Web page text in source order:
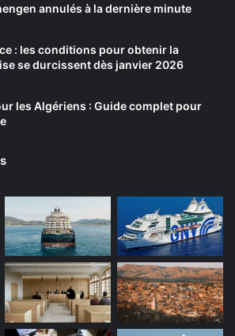
annulés à la dernière minute
: les conditions pour obtenir la
se durcissent dès janvier 2026
les Algériens : Guide complet pour